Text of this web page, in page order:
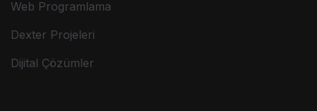
Web Programlama
Dexter Projeleri
Dijital Çözümler